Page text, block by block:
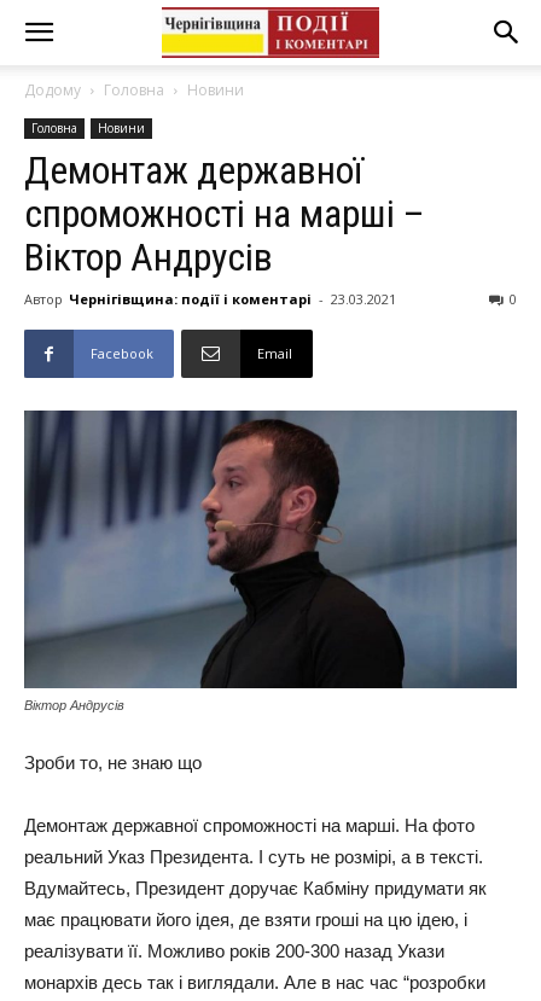
Додому Головна Новини
Головна Новини
Демонтаж державної
спроможності на марші –
Віктор Андрусів
Автор Чернігівщина: події і коментарі - 23.03.2021 0
Facebook Email
Віктор Андрусів
Зроби то, не знаю що
Демонтаж державної спроможності на марші. На фото
реальний Указ Президента. І суть не розмірі, а в тексті.
Вдумайтесь, Президент доручає Кабміну придумати як
має працювати його ідея, де взяти гроші на цю ідею, і
реалізувати її. Можливо років 200-300 назад Укази
монархів десь так і виглядали. Але в нас час “розробки